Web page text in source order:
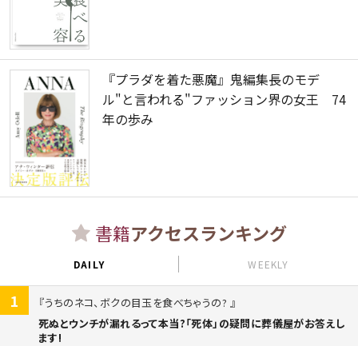
『プラダを着た悪魔』鬼編集長のモデ
ル"と言われる"ファッション界の女王 74
年の歩み
書籍アクセスランキング
DAILY WEEKLY
1
うちのネコ、ボクの目玉を食べちゃうの?
死ぬとウンチが漏れるって本当?「死体」の疑問に葬儀屋がお答えし
ます!